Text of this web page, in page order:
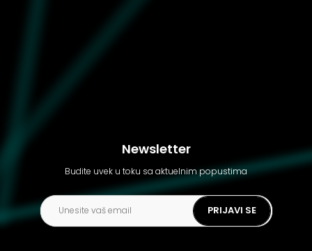
Newsletter
Budite uvek u toku sa aktuelnim popustima
PRIJAVI SE